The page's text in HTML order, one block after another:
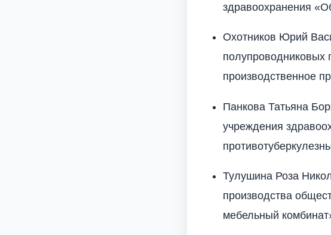
здравоохранения
Охотников Юрий
полупроводниковых
производственное
Панкова Татьяна
учреждения
Тулушина Роза
производства
мебельный